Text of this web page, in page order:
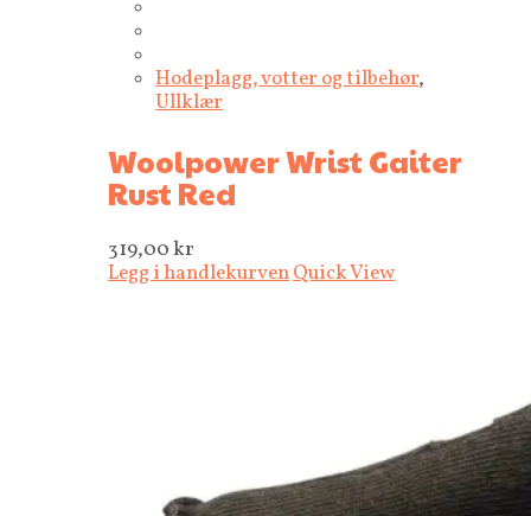
Hodeplagg, votter og tilbehør,
Ullklær
Woolpower Wrist Gaiter
Rust Red
319,00kr
Legg i handlekurvenQuick View